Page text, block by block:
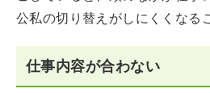
公私の切り替えがしにくくなる
仕事内容が合わない